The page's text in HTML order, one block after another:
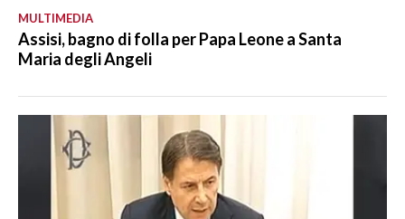
MULTIMEDIA
Assisi, bagno di folla per Papa Leone a Santa
Maria degli Angeli